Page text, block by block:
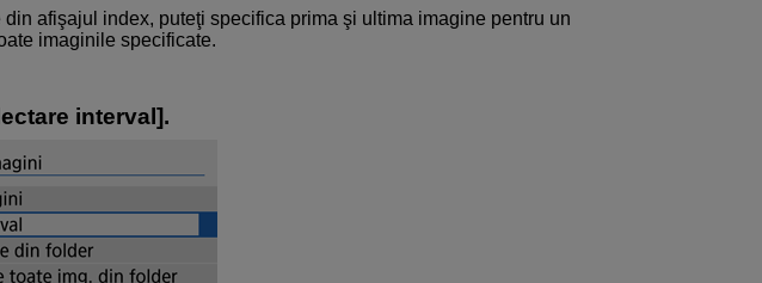
din afişajul index, puteţi specifica prima şi ultima imagine pentru un
imaginile specificate.
interval ].